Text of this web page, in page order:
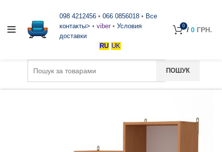
098 4212456 • 066 0856018 • Все
контакты> • viber • Условия
доставки
RU UK
0 / 0 ГРН.